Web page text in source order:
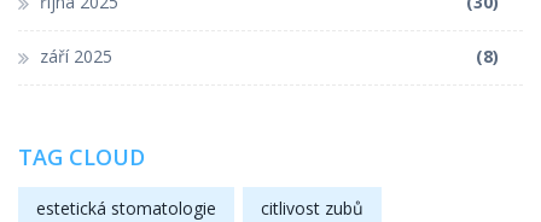
září 2025 (8)
TAG CLOUD
estetická stomatologie citlivost zubů